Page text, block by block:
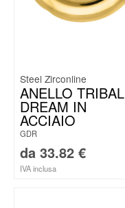
Steel Zirconline
ANELLO TRIBAL
DREAM IN
ACCIAIO
GDR
da 33.82 €
IVA inclusa